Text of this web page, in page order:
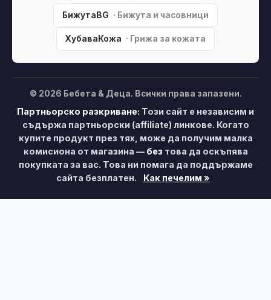
БижутаBG · Бижута и часовници
ХубаваКожа · Грижа за кожата
© 2026 Бебета & Деца. Всички права запазени.
Партньорско разкриване: Този сайт е независим и
съдържа партньорски (affiliate) линкове. Когато
купите продукт през тях, може да получим малка
комисиона от магазина — без това да оскъпява
покупката за вас. Това ни помага да поддържаме
сайта безплатен.
Как печелим »